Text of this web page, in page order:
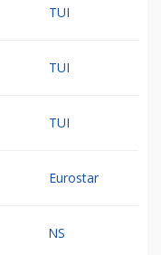
TUI
TUI
TUI
Eurostar
NS